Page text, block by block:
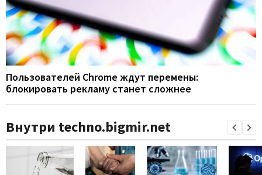
Пользователей Chrome ждут перемены:
блокировать рекламу станет сложнее
Внутри techno.bigmir.net